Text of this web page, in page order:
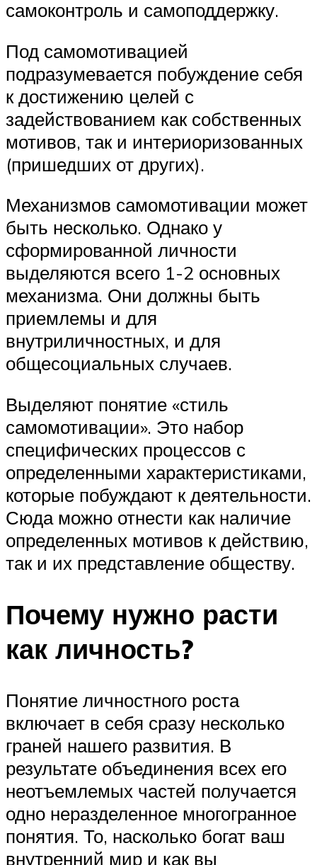
самоконтроль и самоподдержку.
Под самомотивацией
подразумевается побуждение себя
к достижению целей с
задействованием как собственных
мотивов, так и интериоризованных
(пришедших от других).
Механизмов самомотивации может
быть несколько. Однако у
сформированной личности
выделяются всего 1-2 основных
механизма. Они должны быть
приемлемы и для
внутриличностных, и для
общесоциальных случаев.
Выделяют понятие «стиль
самомотивации». Это набор
специфических процессов с
определенными характеристиками,
которые побуждают к деятельности.
Сюда можно отнести как наличие
определенных мотивов к действию,
так и их представление обществу.
Почему нужно расти
как личность?
Понятие личностного роста
включает в себя сразу несколько
граней нашего развития. В
результате объединения всех его
неотъемлемых частей получается
одно неразделенное многогранное
понятия. То, насколько богат ваш
внутренний мир и как вы